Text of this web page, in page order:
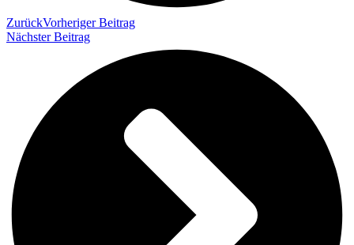
ZurückVorheriger Beitrag
Nächster Beitrag